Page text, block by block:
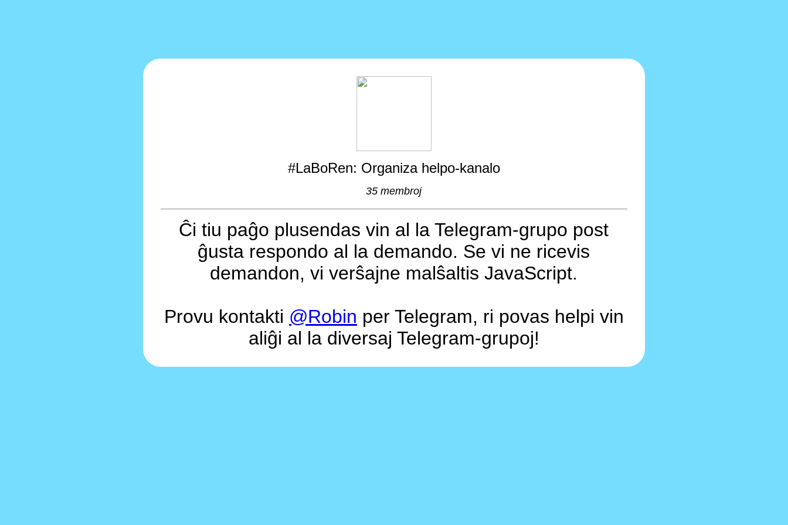
#LaBoRen: Organiza helpo-kanalo
35 membroj
Ĉi tiu paĝo plusendas vin al la Telegram-grupo post
ĝusta respondo al la demando. Se vi ne ricevis
demandon, vi verŝajne malŝaltis JavaScript.
Provu kontakti @Robin per Telegram, ri povas helpi vin
aliĝi al la diversaj Telegram-grupoj!